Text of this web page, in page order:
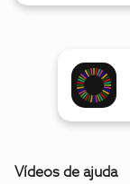
Vídeos de ajuda